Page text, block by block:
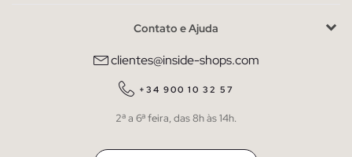
Contato e Ajuda
clientes@inside-shops.com
+34 900 10 32 57
2ª a 6ª feira, das 8h às 14h.